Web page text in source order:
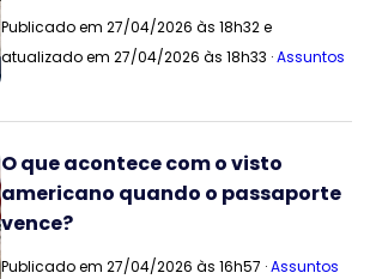
Publicado em 27/04/2026 às 18h32 e
atualizado em 27/04/2026 às 18h33 ·Assuntos
O que acontece com o visto
americano quando o passaporte
vence?
Publicado em 27/04/2026 às 16h57 ·Assuntos